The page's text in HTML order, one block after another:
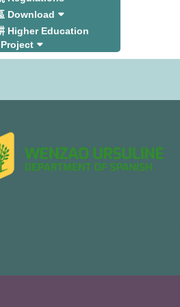
Download
Higher Education